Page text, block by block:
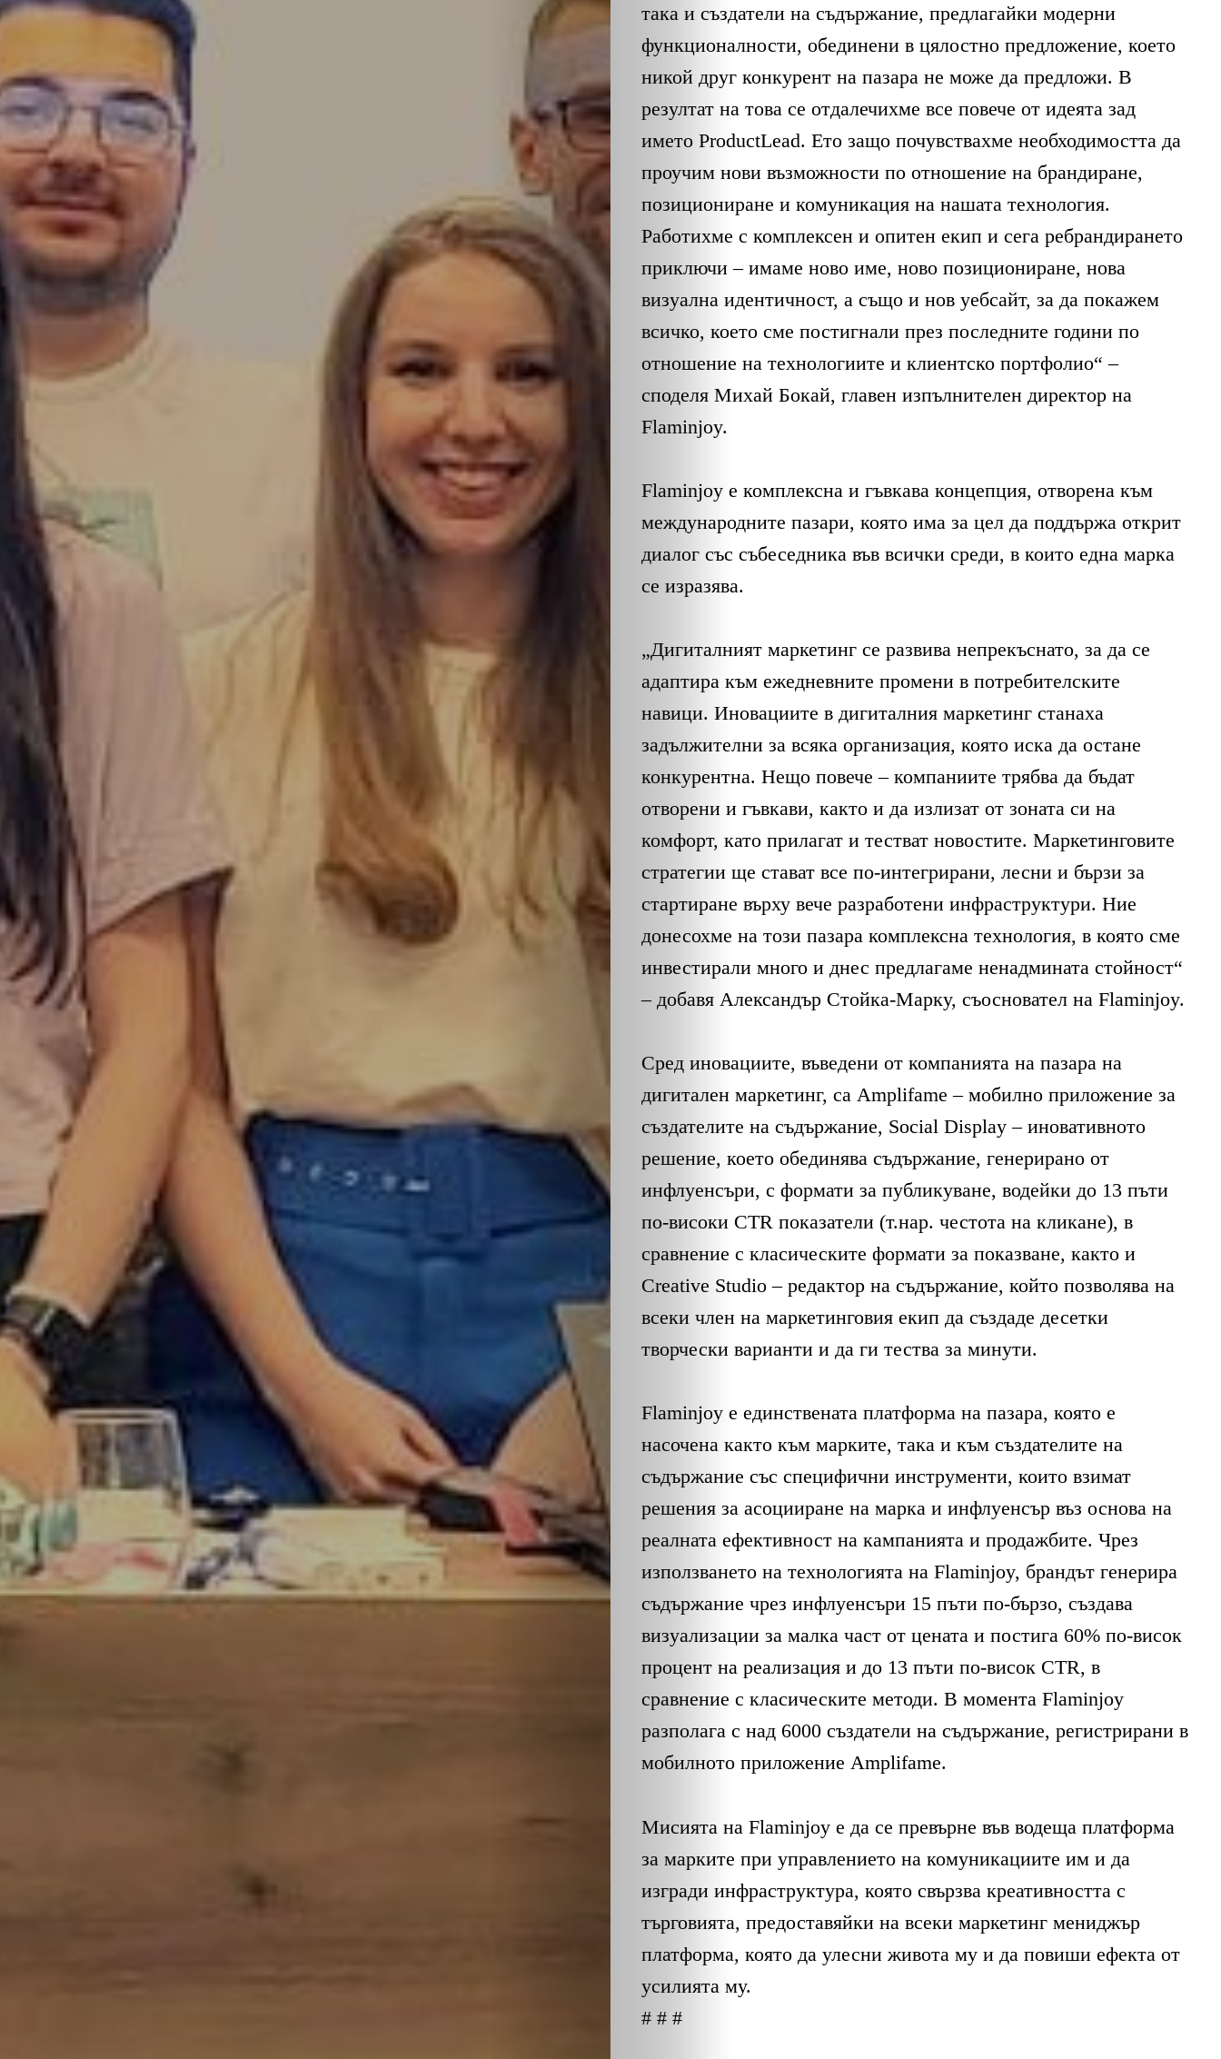
ЗА
НАС
ЛИДЕРИ
СЪБИТИЯ
БИЗНЕСЪТ
ЕКО
и
БИО
КАНТОРА
ЛИЧНОСТИ
МЕТОДИ
ЗА
УСПЕХ
ОБЩЕСТВО
ОНЛАЙН
ПАРИ
ПОТРЕБИТЕЛИТЕ
ПРОФЕСИИ
ПСИХОЛОГИЯ
ТРАНСПОРТ
така и създатели на съдържание, предлагайки модерни
функционалности, обединени в цялостно предложение, което
никой друг конкурент на пазара не може да предложи. В
резултат на това се отдалечихме все повече от идеята зад
името ProductLead. Ето защо почувствахме необходимостта да
проучим нови възможности по отношение на брандиране,
позициониране и комуникация на нашата технология.
Работихме с комплексен и опитен екип и сега ребрандирането
приключи – имаме ново име, ново позициониране, нова
визуална идентичност, а също и нов уебсайт, за да покажем
всичко, което сме постигнали през последните години по
отношение на технологиите и клиентско портфолио“ –
споделя Михай Бокай, главен изпълнителен директор на
Flaminjoy.
Flaminjoy е комплексна и гъвкава концепция, отворена към
международните пазари, която има за цел да поддържа открит
диалог със събеседника във всички среди, в които една марка
се изразява.
„Дигиталният маркетинг се развива непрекъснато, за да се
адаптира към ежедневните промени в потребителските
навици. Иновациите в дигиталния маркетинг станаха
задължителни за всяка организация, която иска да остане
конкурентна. Нещо повече – компаниите трябва да бъдат
отворени и гъвкави, както и да излизат от зоната си на
комфорт, като прилагат и тестват новостите. Маркетинговите
стратегии ще стават все по-интегрирани, лесни и бързи за
стартиране върху вече разработени инфраструктури. Ние
донесохме на този пазара комплексна технология, в която сме
инвестирали много и днес предлагаме ненадмината стойност“
– добавя Александър Стойка-Марку, съосновател на Flaminjoy.
Сред иновациите, въведени от компанията на пазара на
дигитален маркетинг, са Amplifame – мобилно приложение за
създателите на съдържание, Social Display – иновативното
решение, което обединява съдържание, генерирано от
инфлуенсъри, с формати за публикуване, водейки до 13 пъти
по-високи CTR показатели (т.нар. честота на кликане), в
сравнение с класическите формати за показване, както и
Creative Studio – редактор на съдържание, който позволява на
всеки член на маркетинговия екип да създаде десетки
творчески варианти и да ги тества за минути.
Flaminjoy е единствената платформа на пазара, която е
насочена както към марките, така и към създателите на
съдържание със специфични инструменти, които взимат
решения за асоцииране на марка и инфлуенсър въз основа на
реалната ефективност на кампанията и продажбите. Чрез
използването на технологията на Flaminjoy, брандът генерира
съдържание чрез инфлуенсъри 15 пъти по-бързо, създава
визуализации за малка част от цената и постига 60% по-висок
процент на реализация и до 13 пъти по-висок CTR, в
сравнение с класическите методи. В момента Flaminjoy
разполага с над 6000 създатели на съдържание, регистрирани в
мобилното приложение Amplifame.
Мисията на Flaminjoy е да се превърне във водеща платформа
за марките при управлението на комуникациите им и да
изгради инфраструктура, която свързва креативността с
търговията, предоставяйки на всеки маркетинг мениджър
платформа, която да улесни живота му и да повиши ефекта от
усилията му.
# # #